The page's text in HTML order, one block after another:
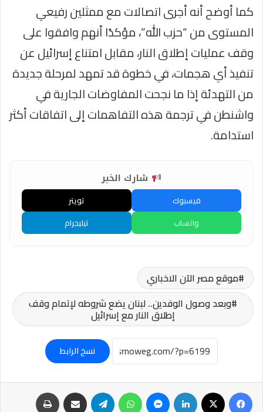
كما أوضح أنه أجرى اتصالات مع ممثلين رفيعي
المستوى من “حزب الله”، مؤكدًا أنهم وافقوا على
وقف عمليات إطلاق النار، مقابل امتناع إسرائيل عن
تنفيذ أي هجمات، في خطوة قد تمهد لمرحلة جديدة
من التهدئة إذا ما نجحت المفاوضات الجارية في
واشنطن في ترجمة هذه التفاهمات إلى اتفاقات أكثر
استدامة.
شارك الخبر
فيسبوك
تويتر
واتساب
تيليجرام
موقع مصر الآن الاخباري
وبعد وصول الوفدين.. لبنان يضع شروطه لإتمام وقف
إطلاق النار مع إسرائيل
نسخ الرابط
فيسبوك لينكدإن ماسنجر واتساب تيلقرام مشاركة عبر البريد